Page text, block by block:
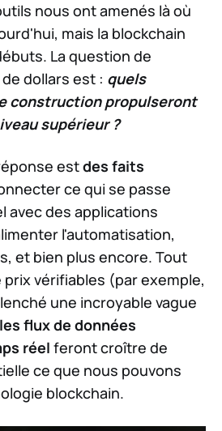
nous ont amenés là où
mais la blockchain
La question de
dollars est : quels
construction propulseront
supérieur ?
estdes faits
ce qui se passe
avec des applications
l'automatisation,
et bien plus encore. Tout
vérifiables (par exemple,
une incroyable vague
les flux de données
réel feront croître de
ce que nous pouvons
blockchain.